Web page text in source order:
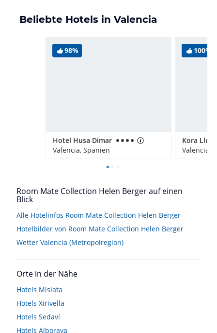
Beliebte Hotels in Valencia
98%
Hotel Husa Dimar
Valencia, Spanien
100%
Kora
Valencia,
Room Mate Collection Helen Berger auf einen
Blick
Alle Hotelinfos Room Mate Collection Helen Berger
Hotelbilder von Room Mate Collection Helen Berger
Wetter Valencia (Metropolregion)
Orte in der Nähe
Hotels Mislata
Hotels Xirivella
Hotels Sedaví
Hotels Alboraya